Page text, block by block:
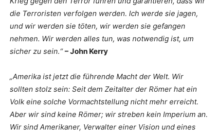
die Terroristen verfolgen werden. Ich werde sie jagen,
und wir werden sie töten, wir werden sie gefangen
nehmen. Wir werden alles tun, was notwendig ist, um
sicher zu sein.“– John Kerry
„Amerika ist jetzt die führende Macht der Welt. Wir
sollten stolz sein: Seit dem Zeitalter der Römer hat ein
Volk eine solche Vormachtstellung nicht mehr erreicht.
Aber wir sind keine Römer; wir streben kein Imperium an.
Wir sind Amerikaner, Verwalter einer Vision und eines